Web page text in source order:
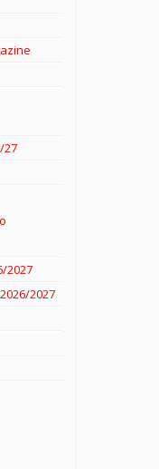
27
2027
2027